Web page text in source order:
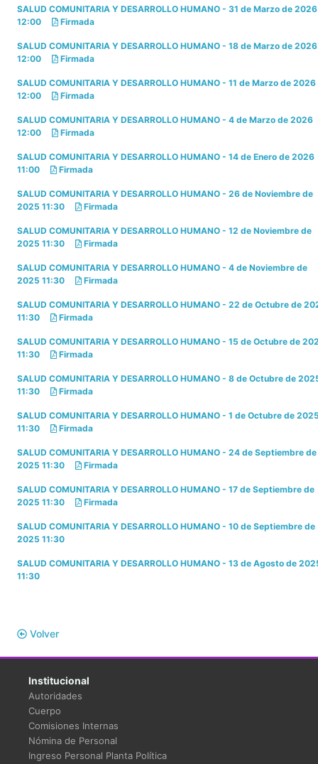
SALUD COMUNITARIA Y DESARROLLO HUMANO - 31 de Marzo de 2026
12:00
Firmada
SALUD COMUNITARIA Y DESARROLLO HUMANO - 18 de Marzo de 2026
12:00
Firmada
SALUD COMUNITARIA Y DESARROLLO HUMANO - 11 de Marzo de 2026
12:00
Firmada
SALUD COMUNITARIA Y DESARROLLO HUMANO - 4 de Marzo de 2026
12:00
Firmada
SALUD COMUNITARIA Y DESARROLLO HUMANO - 14 de Enero de 2026
11:00
Firmada
SALUD COMUNITARIA Y DESARROLLO HUMANO - 26 de Noviembre de
2025 11:30
Firmada
SALUD COMUNITARIA Y DESARROLLO HUMANO - 12 de Noviembre de
2025 11:30
Firmada
SALUD COMUNITARIA Y DESARROLLO HUMANO - 4 de Noviembre de
2025 11:30
Firmada
SALUD COMUNITARIA Y DESARROLLO HUMANO - 22 de Octubre de
11:30
Firmada
SALUD COMUNITARIA Y DESARROLLO HUMANO - 15 de Octubre de
11:30
Firmada
SALUD COMUNITARIA Y DESARROLLO HUMANO - 8 de Octubre de
11:30
Firmada
SALUD COMUNITARIA Y DESARROLLO HUMANO - 1 de Octubre de
11:30
Firmada
SALUD COMUNITARIA Y DESARROLLO HUMANO - 24 de Septiembre de
2025 11:30
Firmada
SALUD COMUNITARIA Y DESARROLLO HUMANO - 17 de Septiembre de
2025 11:30
Firmada
SALUD COMUNITARIA Y DESARROLLO HUMANO - 10 de Septiembre de
2025 11:30
SALUD COMUNITARIA Y DESARROLLO HUMANO - 13 de Agosto de
11:30
Volver
Institucional
Autoridades
Cuerpo
Comisiones Internas
Nómina de Personal
Ingreso Personal Planta Política